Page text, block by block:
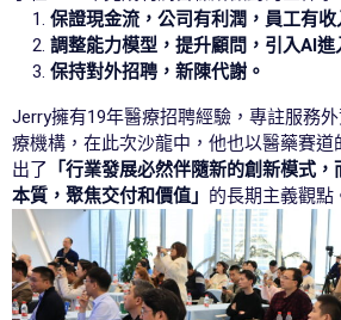
保證現金流，公司有利潤，員工有收
調整能力模型，提升顧問，引入Al進
保持對外招聘，新陳代謝。
Jerry擁有19年醫療招聘經驗，專註服務
療機構，在此次沙龍中，他也以醫藥賽道
出了
「行業發展必然伴隨新的創新模式
本質，聚焦交付和價值」 的長期主義觀點